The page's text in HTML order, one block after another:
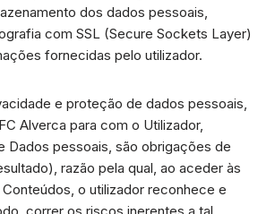
dos dados pessoais,
com SSL (Secure Sockets Layer)
fornecidas pelo utilizador.
e proteção de dados pessoais,
Alverca para com o Utilizador,
Dados pessoais, são obrigações de
razão pela qual, ao aceder às
o utilizador reconhece e